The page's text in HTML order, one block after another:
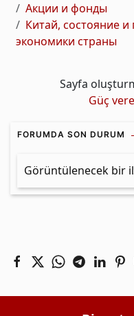
Акции и фонды
Китай, состояние
экономики страны
Sayfa
Güç
FORUMDA SON DURUM
Görüntülenecek bir